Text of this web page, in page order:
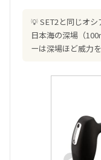
SET2と同じオ
日本海の深場（
ーは深場ほど威力